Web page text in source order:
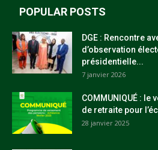
POPULAR POSTS
DGE : Rencontre
d’observation
présidentielle...
7 janvier 2026
COMMUNIQUÉ :
de retraite pour
28 janvier 2025